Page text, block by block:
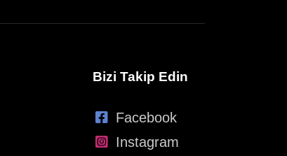
Bizi Takip Edin
Facebook
Instagram